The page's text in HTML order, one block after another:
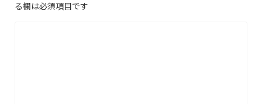
る欄は必須項目です